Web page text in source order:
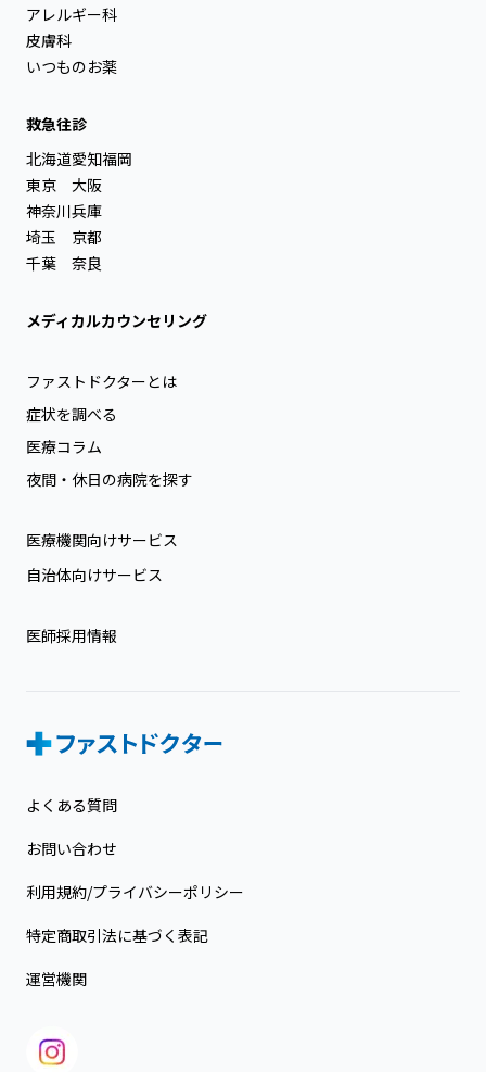
アレルギー科
皮膚科
いつものお薬
救急往診
北海道
東京
神奈川
埼玉
千葉
愛知
大阪
兵庫
京都
奈良
福岡
メディカルカウンセリング
ファストドクターとは
症状を調べる
医療コラム
夜間・休日の病院を探す
医療機関向けサービス
自治体向けサービス
医師採用情報
よくある質問
お問い合わせ
利用規約/プライバシーポリシー
特定商取引法に基づく表記
運営機関